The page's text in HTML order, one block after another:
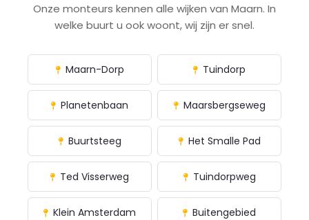
Onze monteurs kennen alle wijken van Maarn. In
welke buurt u ook woont, wij zijn er snel.
Maarn-Dorp Tuindorp
Planetenbaan Maarsbergseweg
Buurtsteeg Het Smalle Pad
Ted Visserweg Tuindorpweg
Klein Amsterdam Buitengebied